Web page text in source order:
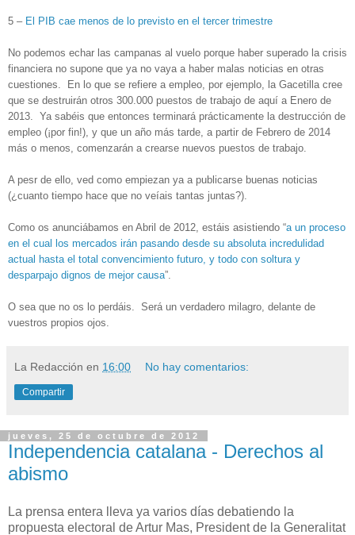
5 – El PIB cae menos de lo previsto en el tercer trimestre
No podemos echar las campanas al vuelo porque haber superado la crisis
financiera no supone que ya no vaya a haber malas noticias en otras
cuestiones. En lo que se refiere a empleo, por ejemplo, la Gacetilla cree
que se destruirán otros 300.000 puestos de trabajo de aquí a Enero de
2013. Ya sabéis que entonces terminará prácticamente la destrucción de
empleo (¡por fin!), y que un año más tarde, a partir de Febrero de 2014
más o menos, comenzarán a crearse nuevos puestos de trabajo.
A pesr de ello, ved como empiezan ya a publicarse buenas noticias
(¿cuanto tiempo hace que no veíais tantas juntas?).
Como os anunciábamos en Abril de 2012, estáis asistiendo “a un proceso
en el cual los mercados irán pasando desde su absoluta incredulidad
actual hasta el total convencimiento futuro, y todo con soltura y
desparpajo dignos de mejor causa”.
O sea que no os lo perdáis. Será un verdadero milagro, delante de
vuestros propios ojos.
La Redacción en 16:00 No hay comentarios:
Compartir
jueves, 25 de octubre de 2012
Independencia catalana - Derechos al
abismo
La prensa entera lleva ya varios días debatiendo la
propuesta electoral de Artur Mas, President de la Generalitat